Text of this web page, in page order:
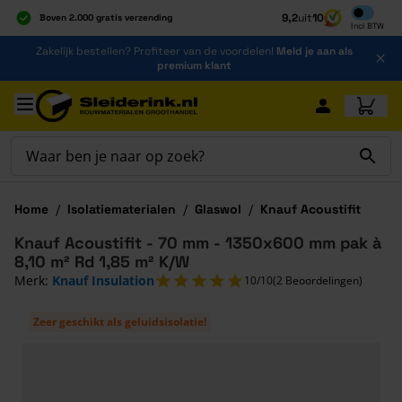
Boven 2.000 gratis verzending
Al 40 jaar dé specialist
Alles onder één dak
9,2uit10
Incl BTW
Inclusief
Ga naar de inhoud
Zakelijk bestellen? Profiteer van de voordelen! Meld je aan als
premium klant
Ga naar hoofdinhoud
Home / Isolatiematerialen / Glaswol / Knauf Acoustifit
Zeer geschikt als geluidsisolatie!
Knauf Acoustifit - 70 mm - 1350x600 mm pak à
8,10 m² Rd 1,85 m² K/W
Merk: Knauf Insulation 10/10(2 Beoordelingen)